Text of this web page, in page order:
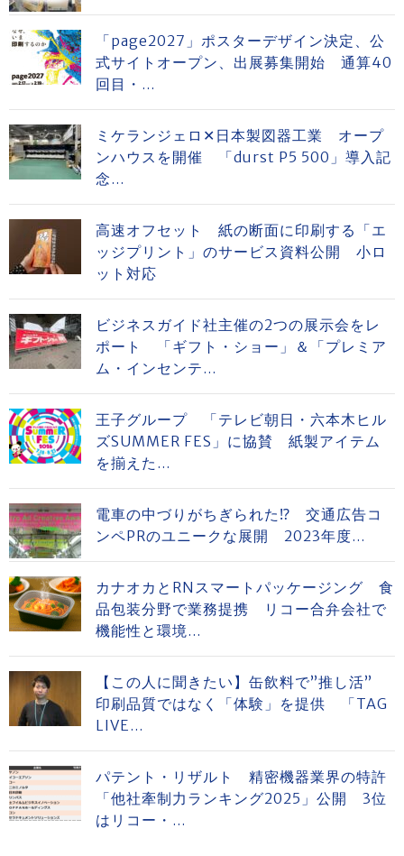
「page2027」ポスターデザイン決定、公
式サイトオープン、出展募集開始 通算40
回目・...
ミケランジェロ✕日本製図器工業 オープ
ンハウスを開催 「durst P5 500」導入記
念...
高速オフセット 紙の断面に印刷する「エ
ッジプリント」のサービス資料公開 小ロ
ット対応
ビジネスガイド社主催の2つの展示会をレ
ポート 「ギフト・ショー」＆「プレミア
ム・インセンテ...
王子グループ 「テレビ朝日・六本木ヒル
ズSUMMER FES」に協賛 紙製アイテム
を揃えた...
電車の中づりがちぎられた⁉ 交通広告コ
ンペPRのユニークな展開 2023年度...
カナオカとRNスマートパッケージング 食
品包装分野で業務提携 リコー合弁会社で
機能性と環境...
【この人に聞きたい】缶飲料で”推し活”
印刷品質ではなく「体験」を提供 「TAG
LIVE...
パテント・リザルト 精密機器業界の特許
「他社牽制力ランキング2025」公開 3位
はリコー・...